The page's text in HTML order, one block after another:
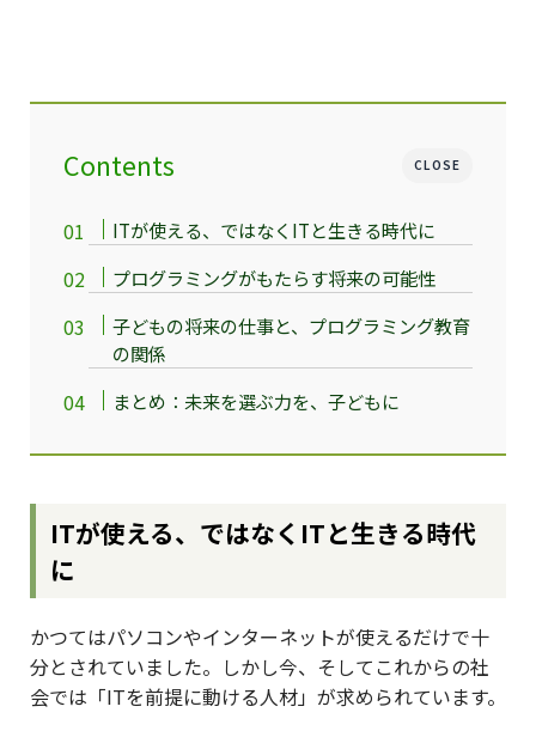
CLOSE
Contents
ITが使える、ではなくITと生きる時代に
プログラミングがもたらす将来の可能性
子どもの将来の仕事と、プログラミング教育
の関係
まとめ：未来を選ぶ力を、子どもに
ITが使える、ではなくITと生きる時代
に
かつてはパソコンやインターネットが使えるだけで十
分とされていました。しかし今、そしてこれからの社
会では「ITを前提に動ける人材」が求められています。